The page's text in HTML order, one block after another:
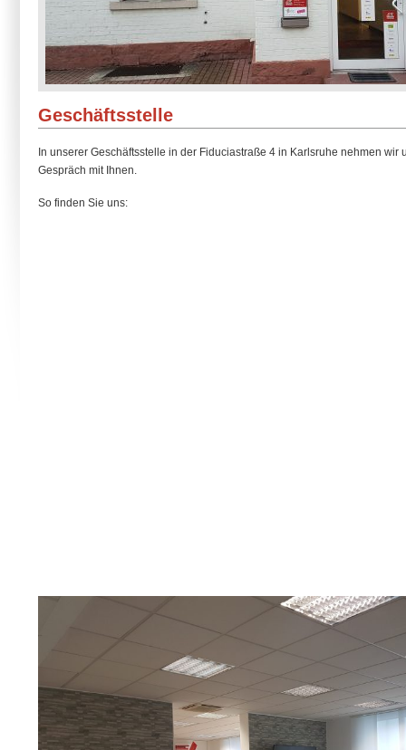
Geschäftsstelle
In unserer Geschäftsstelle in der Fiduciastraße 4 in Karlsruhe nehmen wir
Gespräch mit Ihnen.
So finden Sie uns: